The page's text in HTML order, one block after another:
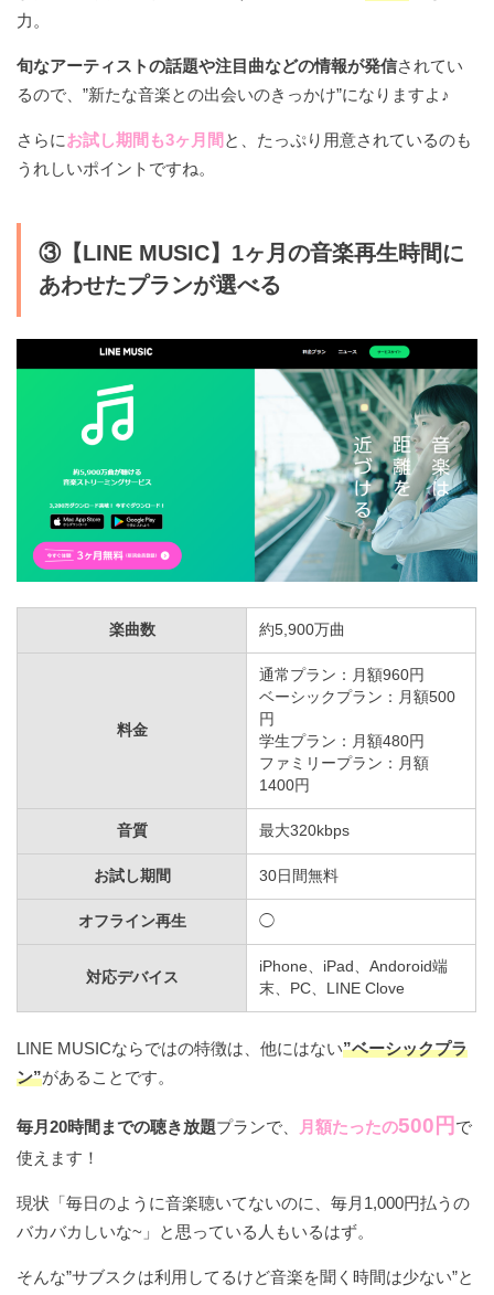
力。
旬なアーティストの話題や注目曲などの情報が発信されてい
るので、”新たな音楽との出会いのきっかけ”になりますよ♪
さらにお試し期間も3ヶ月間 と、たっぷり用意されているのも
うれしいポイントですね。
③【LINE MUSIC】1ヶ月の音楽再生時間に
あわせたプランが選べる
楽曲数 約5,900万曲
料金
通常プラン：月額960円
ベーシックプラン：月額500
円
学生プラン：月額480円
ファミリープラン：月額
1400円
音質 最大320kbps
お試し期間 30日間無料
オフライン再生 ◯
対応デバイス
iPhone、iPad、Andoroid端
末、PC、LINE Clove
LINE MUSICならではの特徴は、他にはない”ベーシックプラ
ン”があることです。
毎月20時間までの聴き放題プランで、 月額たったの500円 で
使えます！
現状「毎日のように音楽聴いてないのに、毎月1,000円払うの
バカバカしいな~」と思っている人もいるはず。
そんな”サブスクは利用してるけど音楽を聞く時間は少ない”と